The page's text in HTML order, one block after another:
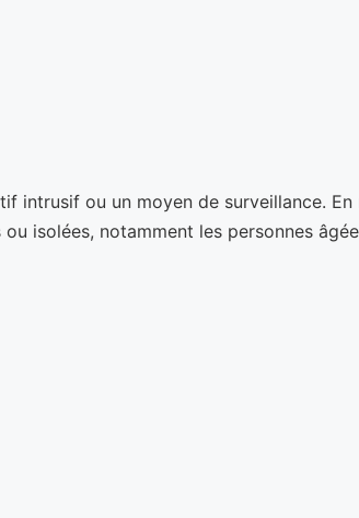
ou un moyen de surveillance. En
isolées, notamment les personnes